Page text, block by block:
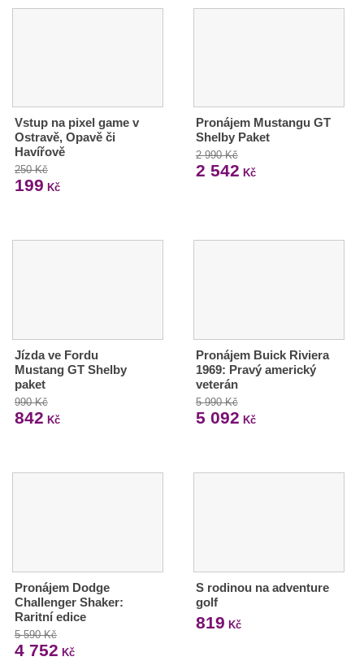
Vstup na pixel game v
Ostravě, Opavě či
Havířově
250 Kč
199 Kč
Pronájem Mustangu GT
Shelby Paket
2 990 Kč
2 542 Kč
Jízda ve Fordu
Mustang GT Shelby
paket
990 Kč
842 Kč
Pronájem Buick Riviera
1969: Pravý americký
veterán
5 990 Kč
5 092 Kč
Pronájem Dodge
Challenger Shaker:
Raritní edice
5 590 Kč
4 752 Kč
S rodinou na adventure
golf
819 Kč